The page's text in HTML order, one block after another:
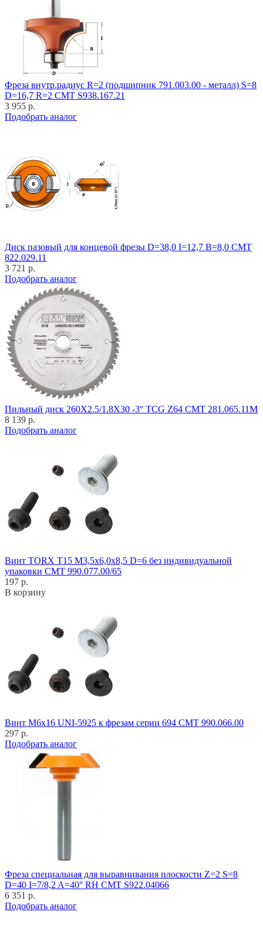
Фреза внутр.радиус R=2 (подшипник 791.003.00 - металл) S=8
D=16,7 R=2 CMT S938.167.21
3 955 р.
Подобрать аналог
Диск пазовый для концевой фрезы D=38,0 I=12,7 B=8,0 CMT
822.029.11
3 721 р.
Подобрать аналог
Пильный диск 260X2.5/1.8X30 -3° TCG Z64 CMT 281.065.11M
8 139 р.
Подобрать аналог
Винт TORX T15 M3,5x6,0x8,5 D=6 без индивидуальной
упаковки CMT 990.077.00/65
197 р.
В корзину
Винт M6x16 UNI-5925 к фрезам серии 694 CMT 990.066.00
297 р.
Подобрать аналог
Фреза специальная для выравнивания плоскости Z=2 S=8
D=40 I=7/8,2 A=40° RH CMT S922.04066
6 351 р.
Подобрать аналог